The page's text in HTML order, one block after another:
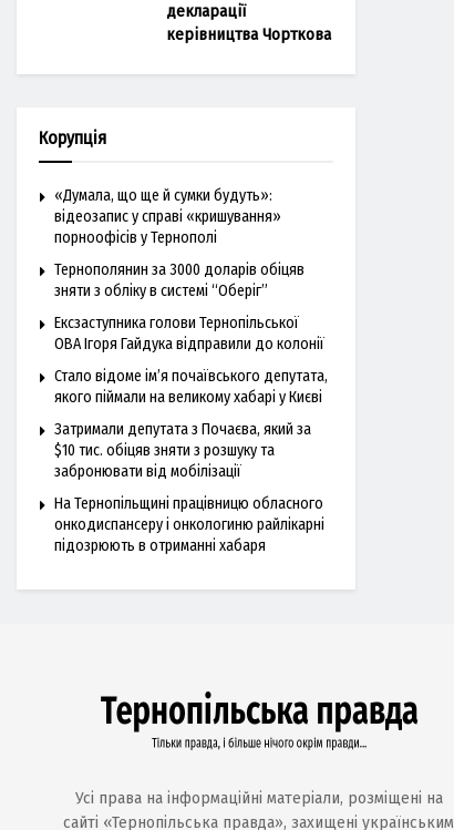
декларації
керівництва Чорткова
Корупція
«Думала, що ще й сумки будуть»:
відеозапис у справі «кришування»
порноофісів у Тернополі
Тернополянин за 3000 доларів обіцяв
зняти з обліку в системі “Оберіг”
Ексзаступника голови Тернопільської
ОВА Ігоря Гайдука відправили до колонії
Стало відоме ім’я почаївського депутата,
якого піймали на великому хабарі у Києві
Затримали депутата з Почаєва, який за
$10 тис. обіцяв зняти з розшуку та
забронювати від мобілізації
На Тернопільщині працівницю обласного
онкодиспансеру і онкологиню райлікарні
підозрюють в отриманні хабаря
Усі права на інформаційні матеріали, розміщені на
сайті «Тернопільська правда», захищені українським